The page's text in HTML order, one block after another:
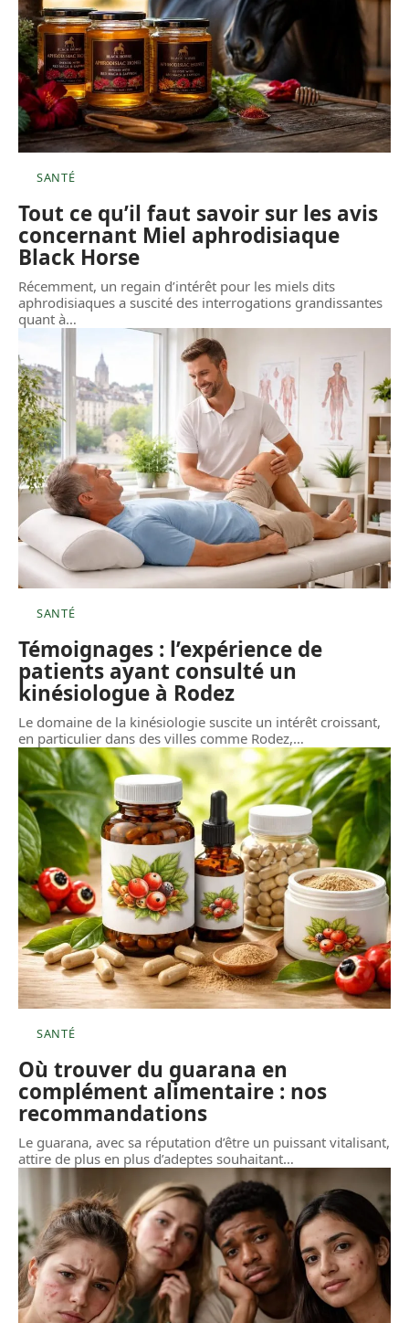
SANTÉ
Tout ce qu’il faut savoir sur les avis
concernant Miel aphrodisiaque
Black Horse
Récemment, un regain d’intérêt pour les miels dits
aphrodisiaques a suscité des interrogations grandissantes
quant à…
SANTÉ
Témoignages : l’expérience de
patients ayant consulté un
kinésiologue à Rodez
Le domaine de la kinésiologie suscite un intérêt croissant,
en particulier dans des villes comme Rodez,…
SANTÉ
Où trouver du guarana en
complément alimentaire : nos
recommandations
Le guarana, avec sa réputation d’être un puissant vitalisant,
attire de plus en plus d’adeptes souhaitant…